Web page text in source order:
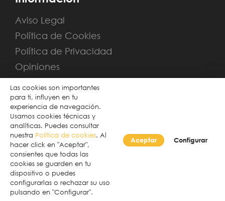
Aviso Legal
Política de Cookies
Política de Privacidad
Opiniones
Sitemap
Desarrollado por Verkia ®
Las cookies son importantes
para ti, influyen en tu
experiencia de navegación.
Usamos cookies técnicas y
analíticas. Puedes consultar
nuestra Política de cookies. Al
hacer click en "Aceptar",
consientes que todas las
cookies se guarden en tu
dispositivo o puedes
configurarlas o rechazar su uso
pulsando en "Configurar".
Aceptar Configurar